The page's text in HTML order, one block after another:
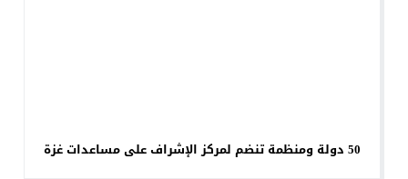
50 دولة ومنظمة تنضم لمركز الإشراف على مساعدات غزة